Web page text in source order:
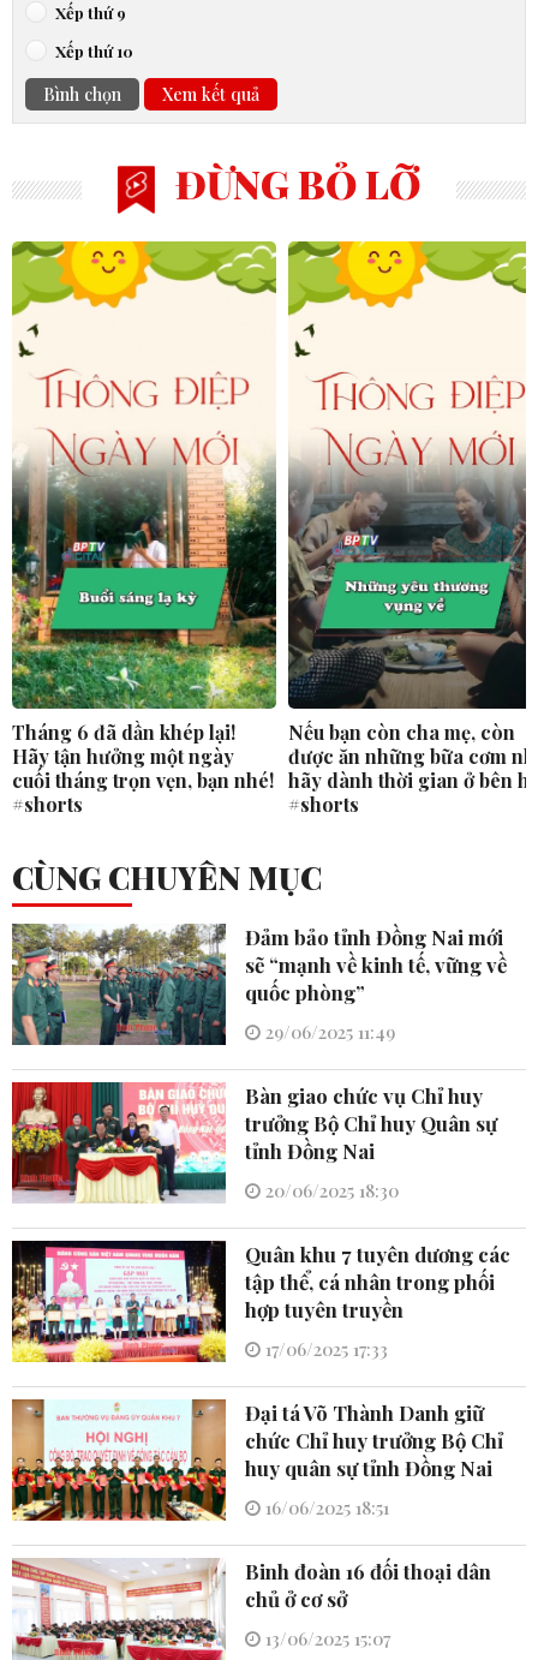
Xếp thứ 9
Xếp thứ 10
Bình chọn Xem kết quả
ĐỪNG BỎ LỠ
Tháng 6 đã dần khép lại!
Hãy tận hưởng một ngày
cuối tháng trọn vẹn, bạn nhé!
#shorts
Nếu bạn còn cha mẹ, còn
được ăn những bữa cơm
hãy dành thời gian ở bên
#shorts
CÙNG CHUYÊN MỤC
Đảm bảo tỉnh Đồng Nai mới
sẽ “mạnh về kinh tế, vững về
quốc phòng”
29/06/2025 11:49
Bàn giao chức vụ Chỉ huy
trưởng Bộ Chỉ huy Quân sự
tỉnh Đồng Nai
20/06/2025 18:30
Quân khu 7 tuyên dương các
tập thể, cá nhân trong phối
hợp tuyên truyền
17/06/2025 17:33
Đại tá Võ Thành Danh giữ
chức Chỉ huy trưởng Bộ Chỉ
huy quân sự tỉnh Đồng Nai
16/06/2025 18:51
Binh đoàn 16 đối thoại dân
chủ ở cơ sở
13/06/2025 15:07